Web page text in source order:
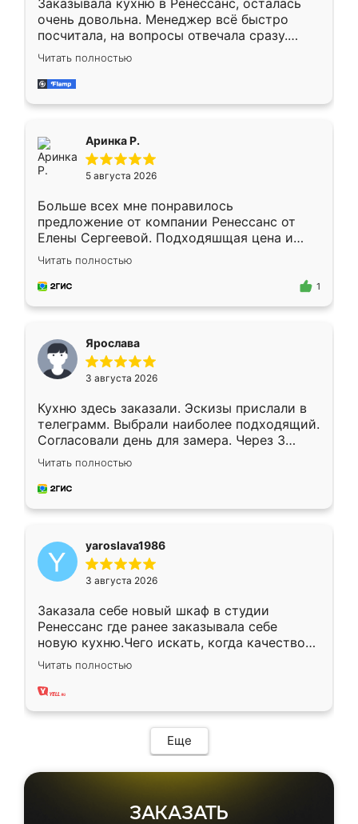
Заказывала кухню в Ренессанс, осталась
очень довольна. Менеджер всё быстро
посчитала, на вопросы отвечала сразу.
Замерщик приехал в субботу, подошёл к
делу со всей ответственностью. Собрали
за день, ребята работали аккуратно, даже
Читать полностью
Аринка Р.
5 августа 2026
Больше всех мне понравилось
предложение от компании Ренессанс от
Елены Сергеевой. Подходяшщая цена и
короткие сроки изготовления. Приехавший
для замера сотрудник Владислав
предложил по моему эскизу самый
Читать полностью
1
Ярослава
3 августа 2026
Кухню здесь заказали. Эскизы прислали в
телеграмм. Выбрали наиболее подходящий.
Согласовали день для замера. Через 3
недели кухня была уже готова. Остались
довольны работой. Спасибо Ренессанс
мебель за качественную работу!
Читать полностью
yaroslava1986
3 августа 2026
Заказала себе новый шкаф в студии
Ренессанс где ранее заказывала себе
новую кухню.Чего искать, когда качеством
вполне довольна. Служит кухня уже почти
два года, нареканий нет.
Читать полностью
Еще
ЗАКАЗАТЬ